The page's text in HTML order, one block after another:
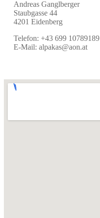
Andreas Ganglberger
Staubgasse 44
4201 Eidenberg
Telefon: +43 699 10789189
E-Mail: alpakas@aon.at